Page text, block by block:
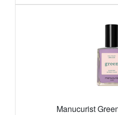
Manucurist